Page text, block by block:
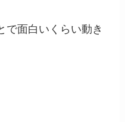
で面白いくらい動き